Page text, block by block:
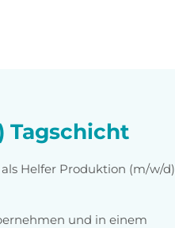
Tagschicht
Helfer Produktion (m/w/d)
und in einem